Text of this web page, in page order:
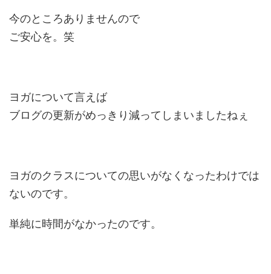
今のところありませんので
ご安心を。笑
ヨガについて言えば
ブログの更新がめっきり減ってしまいましたねぇ
ヨガのクラスについての思いがなくなったわけでは
ないのです。
単純に時間がなかったのです。